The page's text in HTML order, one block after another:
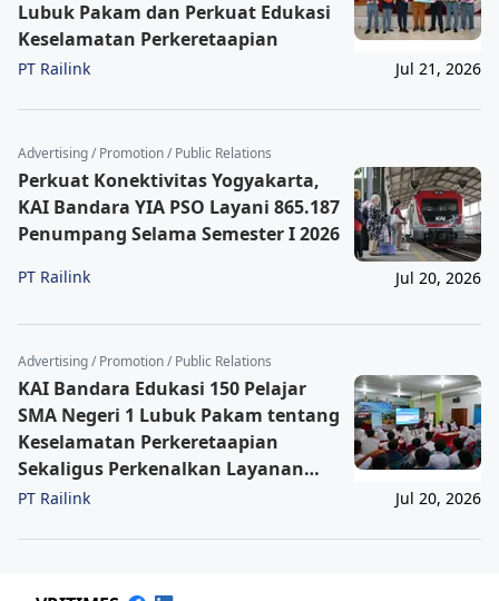
Lubuk Pakam dan Perkuat Edukasi
Keselamatan Perkeretaapian
PT Railink Jul 21, 2026
Advertising / Promotion / Public Relations
Perkuat Konektivitas Yogyakarta,
KAI Bandara YIA PSO Layani 865.187
Penumpang Selama Semester I 2026
PT Railink Jul 20, 2026
Advertising / Promotion / Public Relations
KAI Bandara Edukasi 150 Pelajar
SMA Negeri 1 Lubuk Pakam tentang
Keselamatan Perkeretaapian
Sekaligus Perkenalkan Layanan
Baru
PT Railink Jul 20, 2026